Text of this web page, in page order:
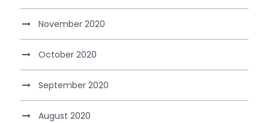
November 2020
October 2020
September 2020
August 2020